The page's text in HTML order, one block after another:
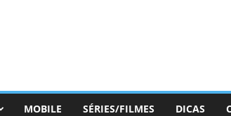
MOBILE SÉRIES/FILMES DICAS